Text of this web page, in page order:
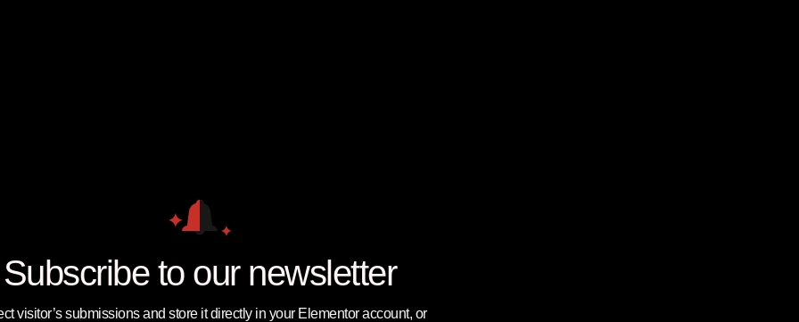
Subscribe to our newsletter
visitor’s submissions and store it directly in your Elementor account, or